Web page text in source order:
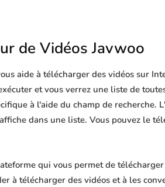
de Vidéos Javwoo
aide à télécharger des vidéos sur
et vous verrez une liste de
à l'aide du champ de recherche.
dans une liste. Vous pouvez le
qui vous permet de
à télécharger des vidéos et à les